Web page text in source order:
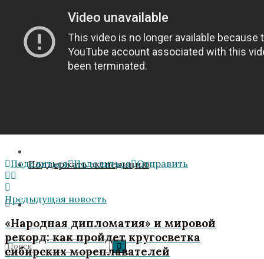
Telegram
Стать участником
YouTube
Поддержать экспедицию
Поделиться Поделиться Отправить
Предыдущая новость
«Народная дипломатия» и мировой
рекорд: как пройдет кругосветка
сибирских мореплавателей